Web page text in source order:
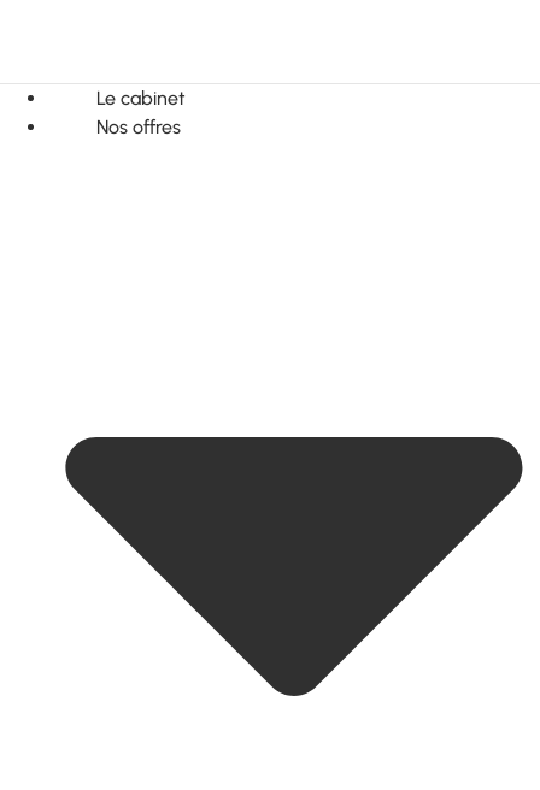
Le cabinet
Nos offres